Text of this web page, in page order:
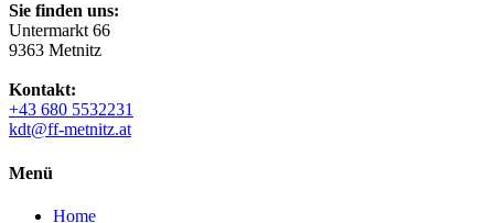
Sie finden uns:
Untermarkt 66
9363 Metnitz
Kontakt:
+43 680 5532231
kdt@ff-metnitz.at
Menü
Home